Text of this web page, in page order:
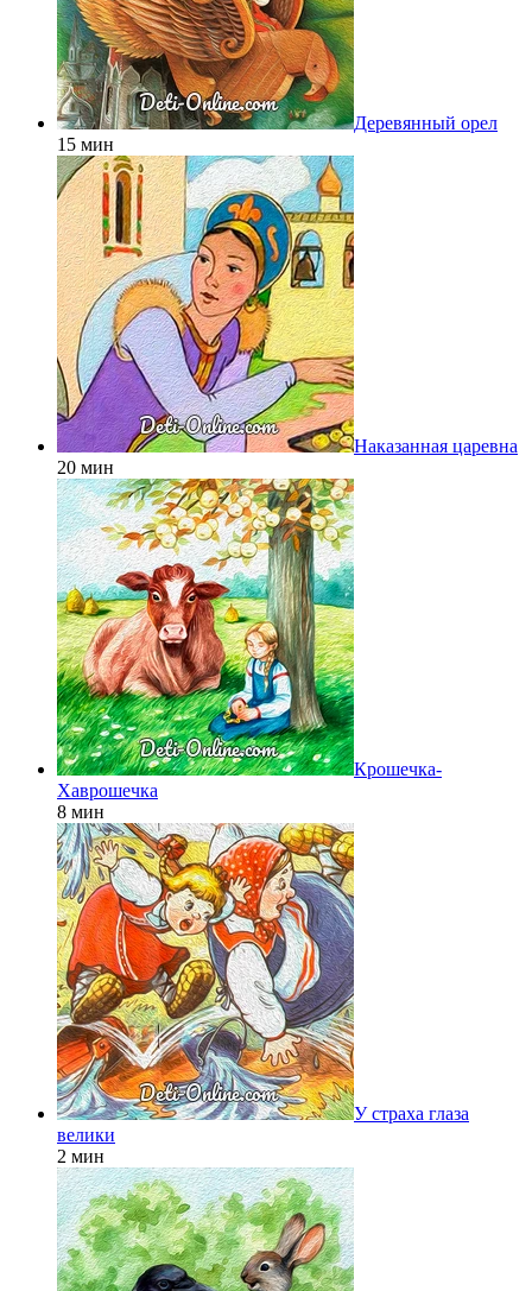
Деревянный орел
15 мин
Наказанная царевна
20 мин
Крошечка-
Хаврошечка
8 мин
У страха глаза
велики
2 мин